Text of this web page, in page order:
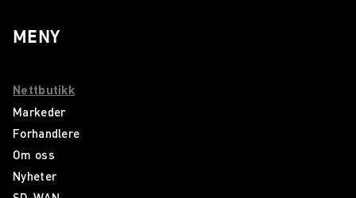
MENY
Nettbutikk
Markeder
Forhandlere
Om oss
Nyheter